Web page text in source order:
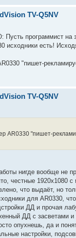
TV-Q5NV
программист на
исходники есть!
"пишет-
TV-Q5NV
AR0330 "пишет-
нигде вообще не
честные
что выдаёт, но
для AR0330,
ДД и прочая
ДД с засветами и
опухнешь, да и
настройки,